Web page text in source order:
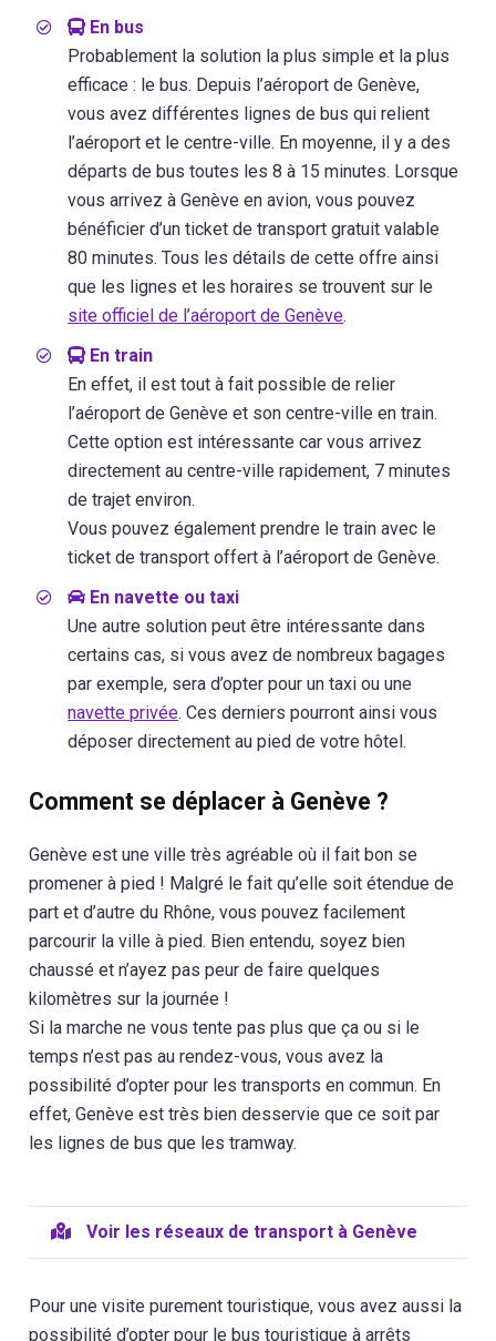
En bus
Probablement la solution la plus simple et la plus
efficace : le bus. Depuis l’aéroport de Genève,
vous avez différentes lignes de bus qui relient
l’aéroport et le centre-ville. En moyenne, il y a des
départs de bus toutes les 8 à 15 minutes. Lorsque
vous arrivez à Genève en avion, vous pouvez
bénéficier d’un ticket de transport gratuit valable
80 minutes. Tous les détails de cette offre ainsi
que les lignes et les horaires se trouvent sur le
site officiel de l’aéroport de Genève.
En train
En effet, il est tout à fait possible de relier
l’aéroport de Genève et son centre-ville en train.
Cette option est intéressante car vous arrivez
directement au centre-ville rapidement, 7 minutes
de trajet environ.
Vous pouvez également prendre le train avec le
ticket de transport offert à l’aéroport de Genève.
En navette ou taxi
Une autre solution peut être intéressante dans
certains cas, si vous avez de nombreux bagages
par exemple, sera d’opter pour un taxi ou une
navette privée. Ces derniers pourront ainsi vous
déposer directement au pied de votre hôtel.
Comment se déplacer à Genève ?
Genève est une ville très agréable où il fait bon se
promener à pied ! Malgré le fait qu’elle soit étendue de
part et d’autre du Rhône, vous pouvez facilement
parcourir la ville à pied. Bien entendu, soyez bien
chaussé et n’ayez pas peur de faire quelques
kilomètres sur la journée !
Si la marche ne vous tente pas plus que ça ou si le
temps n’est pas au rendez-vous, vous avez la
possibilité d’opter pour les transports en commun. En
effet, Genève est très bien desservie que ce soit par
les lignes de bus que les tramway.
Voir les réseaux de transport à Genève
Pour une visite purement touristique, vous avez aussi la
possibilité d’opter pour le bus touristique à arrêts